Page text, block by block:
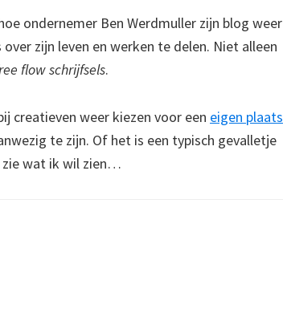
ondernemer Ben Werdmuller zijn blog weer
zijn leven en werken te delen. Niet alleen
flow schrijfsels.
creatieven weer kiezen voor een eigen plaats
te zijn. Of het is een typisch gevalletje
zie wat ik wil zien…